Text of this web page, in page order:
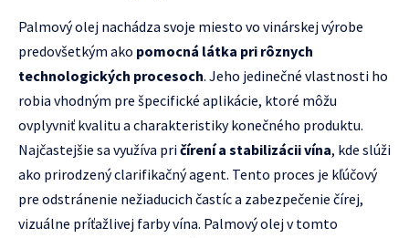
Palmový olej nachádza svoje miesto vo vinárskej výrobe
predovšetkým ako pomocná látka pri rôznych
technologických procesoch. Jeho jedinečné vlastnosti ho
robia vhodným pre špecifické aplikácie, ktoré môžu
ovplyvniť kvalitu a charakteristiky konečného produktu.
Najčastejšie sa využíva pričírení a stabilizácii vína, kde slúži
ako prirodzený clarifikačný agent. Tento proces je kľúčový
pre odstránenie nežiaducich častíc a zabezpečenie čírej,
vizuálne príťažlivej farby vína. Palmový olej v tomto